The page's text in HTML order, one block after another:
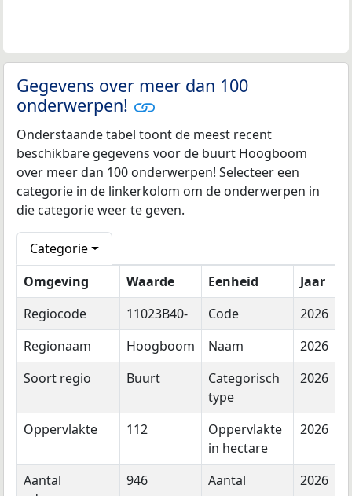
Gegevens over meer dan 100
onderwerpen!
Onderstaande tabel toont de meest recent
beschikbare gegevens voor de buurt Hoogboom
over meer dan 100 onderwerpen! Selecteer een
categorie in de linkerkolom om de onderwerpen in
die categorie weer te geven.
Categorie
Omgeving
Waarde Eenheid
Jaar
Regiocode
11023B40- Code
2026
Regionaam
Hoogboom Naam
2026
Soort regio
Buurt
Categorisch
type
2026
Oppervlakte 112
Oppervlakte
in hectare
2026
Aantal
946 Aantal 2026